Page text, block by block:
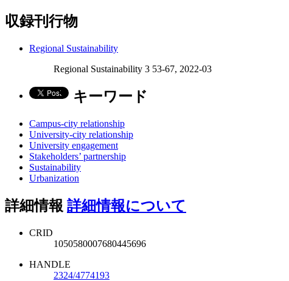
収録刊行物
Regional Sustainability
Regional Sustainability 3 53-67, 2022-03
キーワード
Campus-city relationship
University-city relationship
University engagement
Stakeholders’ partnership
Sustainability
Urbanization
詳細情報 詳細情報について
CRID
1050580007680445696
HANDLE
2324/4774193